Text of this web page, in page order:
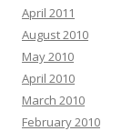
April 2011
August 2010
May 2010
April 2010
March 2010
February 2010